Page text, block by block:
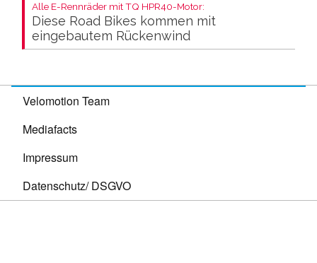
Alle E-Rennräder mit TQ HPR40-Motor:
Diese Road Bikes kommen mit
eingebautem Rückenwind
Velomotion Team
Mediafacts
Impressum
Datenschutz/ DSGVO